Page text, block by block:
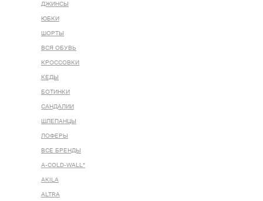
ДЖИНСЫ
ЮБКИ
ШОРТЫ
ВСЯ ОБУВЬ
КРОССОВКИ
КЕДЫ
БОТИНКИ
САНДАЛИИ
ШЛЕПАНЦЫ
ЛОФЕРЫ
ВСЕ БРЕНДЫ
A-COLD-WALL*
AKILA
ALTRA